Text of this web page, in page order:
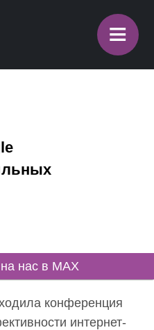
≡
нас в MAX
конференция
интернет-